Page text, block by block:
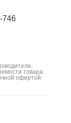
746
товара
офертой.